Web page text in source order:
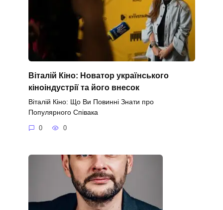
Віталій Кіно: Новатор українського
кіноіндустрії та його внесок
Віталій Кіно: Що Ви Повинні Знати про
Популярного Співака
0 0